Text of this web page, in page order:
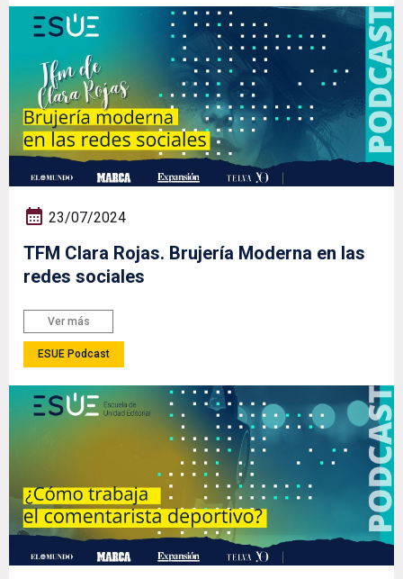
23/07/2024
TFM Clara Rojas. Brujería Moderna en las
redes sociales
Ver más
ESUE Podcast